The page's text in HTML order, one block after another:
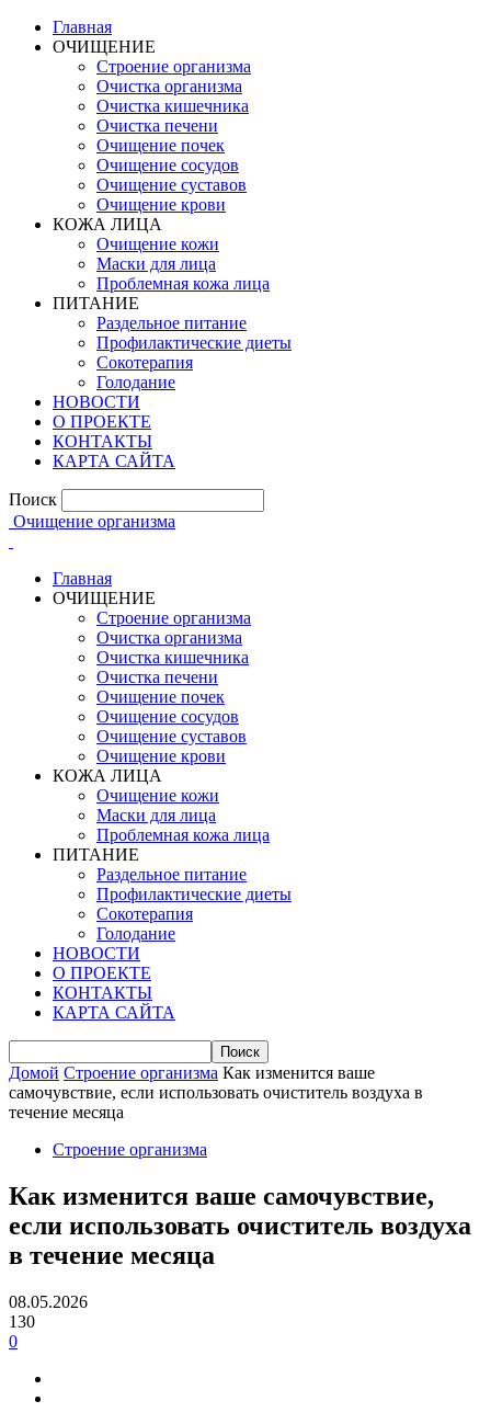
Главная
ОЧИЩЕНИЕ
Строение организма
Очистка организма
Очистка кишечника
Очистка печени
Очищение почек
Очищение сосудов
Очищение суставов
Очищение крови
КОЖА ЛИЦА
Очищение кожи
Маски для лица
Проблемная кожа лица
ПИТАНИЕ
Раздельное питание
Профилактические диеты
Сокотерапия
Голодание
НОВОСТИ
О ПРОЕКТЕ
КОНТАКТЫ
КАРТА САЙТА
Поиск
Очищение организма
Главная
ОЧИЩЕНИЕ
Строение организма
Очистка организма
Очистка кишечника
Очистка печени
Очищение почек
Очищение сосудов
Очищение суставов
Очищение крови
КОЖА ЛИЦА
Очищение кожи
Маски для лица
Проблемная кожа лица
ПИТАНИЕ
Раздельное питание
Профилактические диеты
Сокотерапия
Голодание
НОВОСТИ
О ПРОЕКТЕ
КОНТАКТЫ
КАРТА САЙТА
Домой Строение организма Как изменится ваше
самочувствие, если использовать очиститель воздуха в
течение месяца
Строение организма
Как изменится ваше самочувствие,
если использовать очиститель воздуха
в течение месяца
08.05.2026
130
0